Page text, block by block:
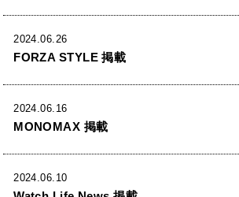
2024.06.26
FORZA STYLE 掲載
2024.06.16
MONOMAX 掲載
2024.06.10